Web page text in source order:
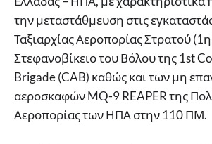
την μεταστάθμευση στις
Ταξιαρχίας Αεροπορίας Στρατού
Στεφανοβίκειο του Βόλου της 1st
Brigade (CAB) καθώς και των μη
αεροσκαφών MQ-9 REAPER της
Αεροπορίας των ΗΠΑ στην 110 ΠΜ.